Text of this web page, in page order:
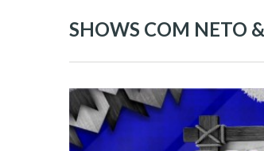
SHOWS COM NETO